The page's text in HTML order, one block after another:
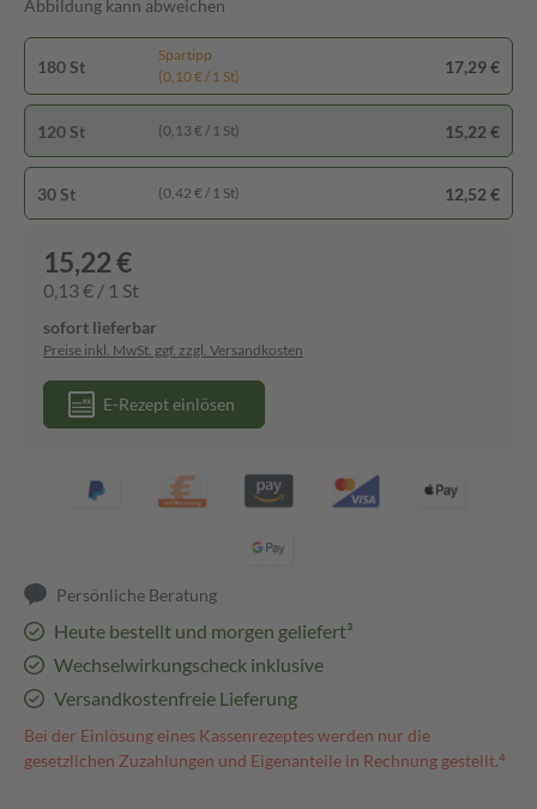
Abbildung kann abweichen
180 St
Spartipp
(0,10 € / 1 St)
17,29 €
120 St (0,13 € / 1 St) 15,22 €
30 St (0,42 € / 1 St) 12,52 €
15,22 €
0,13 € / 1 St
sofort lieferbar
Preise inkl. MwSt. ggf. zzgl. Versandkosten
E-Rezept einlösen
Persönliche Beratung
Heute bestellt und morgen geliefert³
Wechselwirkungscheck inklusive
Versandkostenfreie Lieferung
Bei der Einlösung eines Kassenrezeptes werden nur die
gesetzlichen Zuzahlungen und Eigenanteile in Rechnung gestellt.⁴